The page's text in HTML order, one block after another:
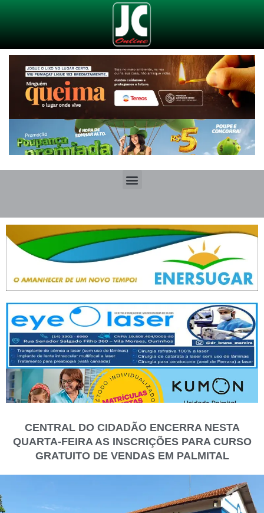
CENTRAL DO CIDADÃO ENCERRA NESTA
QUARTA-FEIRA AS INSCRIÇÕES PARA CURSO
GRATUITO DE VENDAS EM PALMITAL